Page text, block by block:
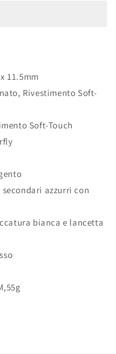
11.5mm
Rivestimento Soft-
Soft-Touch
azzurri con
bianca e lancetta